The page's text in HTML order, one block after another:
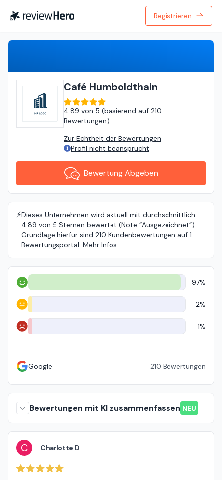
Registrieren
Café Humboldthain
4.89 von 5 (basierend auf 210
Bewertungen)
Zur Echtheit der Bewertungen
Profil nicht beansprucht
Bewertung Abgeben
⚡️Dieses Unternehmen wird aktuell mit durchschnittlich
4.89 von 5 Sternen bewertet (Note “Ausgezeichnet”).
Grundlage hierfür sind 210 Kundenbewertungen auf 1
Bewertungsportal. Mehr Infos
Positiv 97%
Neutral 2%
Negativ 1%
Google 210 Bewertungen
Bewertungen mit KI zusammenfassen NEU
C Charlotte D